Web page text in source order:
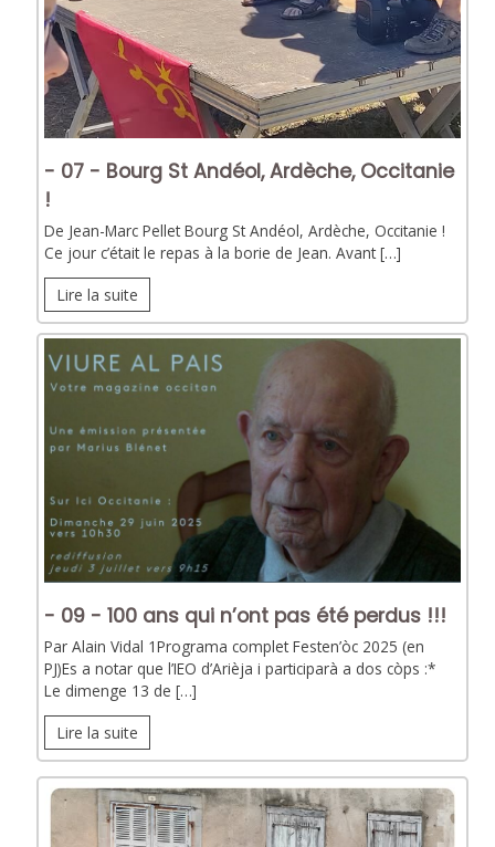
- 07 - Bourg St Andéol, Ardèche, Occitanie
!
De Jean-Marc Pellet Bourg St Andéol, Ardèche, Occitanie !
Ce jour c’était le repas à la borie de Jean. Avant […]
Lire la suite
- 09 - 100 ans qui n’ont pas été perdus !!!
Par Alain Vidal 1Programa complet Festen’òc 2025 (en
PJ)Es a notar que l’IEO d’Arièja i participarà a dos còps :*
Le dimenge 13 de […]
Lire la suite